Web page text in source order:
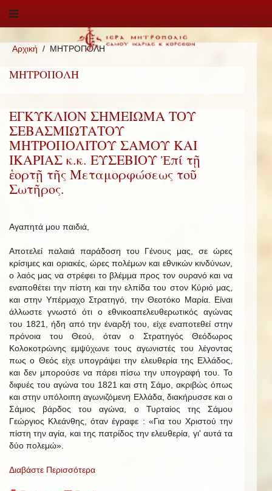
Αρχική ΜΗΤΡΟΠΟΛΗ
ΜΗΤΡΟΠΟΛΗ
ΕΓΚΥΚΛΙΟΝ ΣΗΜΕΙΩΜΑ ΤΟΥ
ΣΕΒΑΣΜΙΩΤΑΤΟΥ
ΜΗΤΡΟΠΟΛΙΤΟΥ ΣΑΜΟΥ ΚΑΙ
ΙΚΑΡΙΑΣ κ.κ. ΕΥΣΕΒΙΟΥ Ἐπί τῇ
ἑορτῇ τῆς Μεταμορφώσεως τοῦ
Σωτῆρος.
Αγαπητά μου παιδιά,
Αποτελεί παλαιά παράδοση του Γένους μας, σε ώρες
κρίσιμες και οριακές, ώρες πολέμων και εθνικών κινδύνων,
ο λαός μας να στρέφει το βλέμμα προς τον ουρανό και να
εναποθέτει την πίστη και την ελπίδα του στον Κύριό μας,
και στην Υπέρμαχο Στρατηγό, την Θεοτόκο Μαρία. Είναι
άλλωστε γνωστό ότι ο εθνικοαπελευθερωτικός αγώνας
του 1821, ήδη από την έναρξή του, είχε εναποτεθεί στην
πρόνοια του Θεού, όταν ο Στρατηγός Θεόδωρος
Κολοκοτρώνης εμψύχωνε τους αγωνιστές του λέγοντας
πως ο Θεός είχε υπογράψει την ελευθερία της Ελλάδος,
και δεν μπορούσε να πάρει πίσω την υπογραφή του. Το
διφυές του αγώνα του 1821 και στη Σάμο, ακριβώς όπως
και στην υπόλοιπη αγωνιζόμενη Ελλάδα, διακήρυσσε και ο
Σάμιος βάρδος του αγώνα, ο Τυρταίος της Σάμου
Γεώργιος Κλεάνθης, όταν έγραφε : «Για του Χριστού την
πίστη την αγία, και της πατρίδος την ελευθερία, γι' αυτά τα
δύο πολεμώ».
Διαβάστε Περισσότερα